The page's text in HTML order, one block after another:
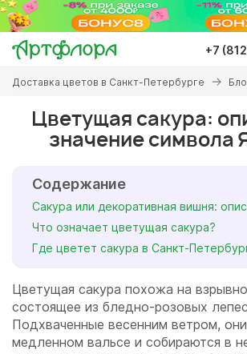
Перейти
основному
содержанию
+7
Вы
здесь
Доставка цветов в Санкт-Петербурге
Цветущая сакура:
значение символа
Содержание
Сакура или декоративная вишня:
Что означает цветущая сакура?
Где цветет сакура в Санкт-
Цветущая сакура похожа на
состоящее из бледно-розовых
Подхваченные весенним ветром,
медленном вальсе и собираются в